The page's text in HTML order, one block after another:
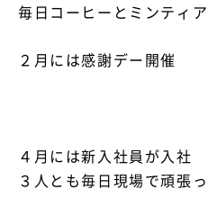
毎日コーヒーとミンティ
２月には感謝デー開催
４月には新入社員が入社
３人とも毎日現場で頑張